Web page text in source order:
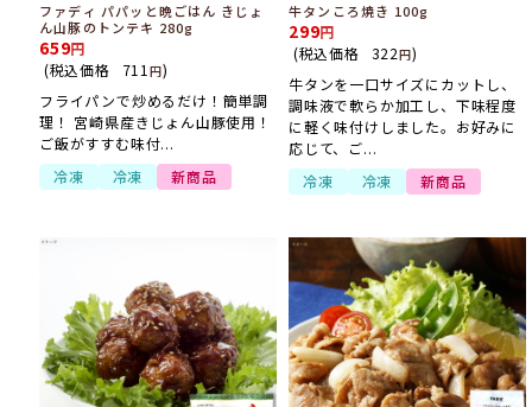
ファディ パパッと晩ごはん きじょ
ん山豚のトンテキ 280g
659
(税込価格 711 円)
フライパンで炒めるだけ！簡単調
理！ 宮崎県産きじょん山豚使用！
ご飯がすすむ味付...
冷凍
冷凍 新商品
牛タンころ焼き 100g
299
(税込価格 322円)
牛タンを一口サイズにカットし、
調味液で軟らか加工し、下味程度
に軽く味付けしました。お好みに
応じて、ご...
冷凍
冷凍 新商品